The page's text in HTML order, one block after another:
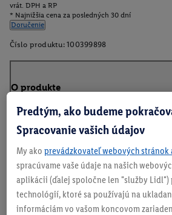
vrát. DPH a RP
* Najnižšia cena za posledných 30 dní
Doručenie
Číslo produktu: 100399898
O produkte
Na stiahnutie
Predtým, ako budeme
Spracovanie vašich údajov
My ako prevádzkovateľ webových stránok
spracúvame vaše údaje na našich
aplikácii (ďalej spoločne len "služby Lidl")
technológií, ktoré sa používajú na
informáciám vo vašom koncovom